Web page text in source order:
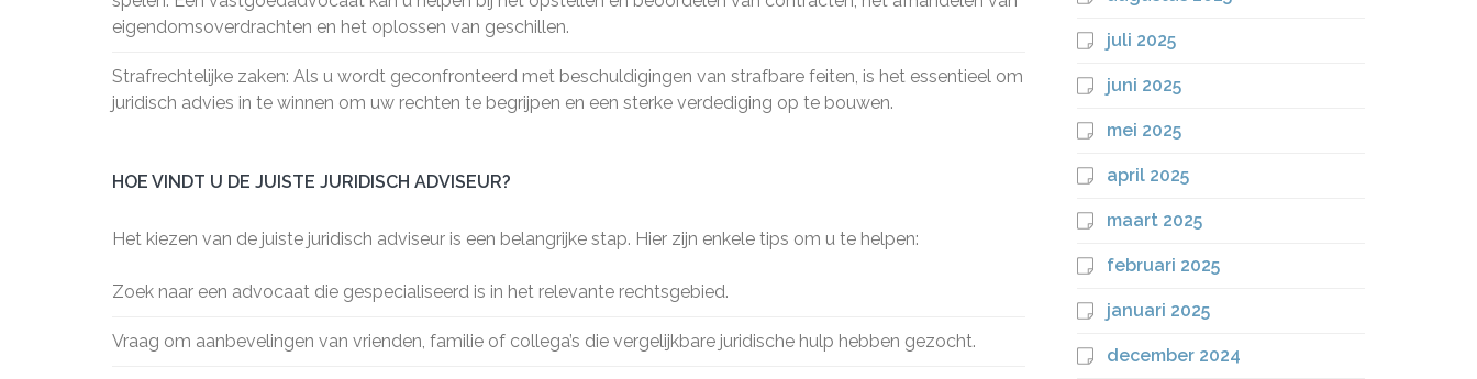
eigendomsoverdrachten en het oplossen van geschillen.
Strafrechtelijke zaken: Als u wordt geconfronteerd met beschuldigingen van strafbare feiten, is het essentieel om
juridisch advies in te winnen om uw rechten te begrijpen en een sterke verdediging op te bouwen.
HOE VINDT U DE JUISTE JURIDISCH ADVISEUR?
Het kiezen van de juiste juridisch adviseur is een belangrijke stap. Hier zijn enkele tips om u te helpen:
Zoek naar een advocaat die gespecialiseerd is in het relevante rechtsgebied.
Vraag om aanbevelingen van vrienden, familie of collega’s die vergelijkbare juridische hulp hebben gezocht.
juli 2025
juni 2025
mei 2025
april 2025
maart 2025
februari 2025
januari 2025
december 2024